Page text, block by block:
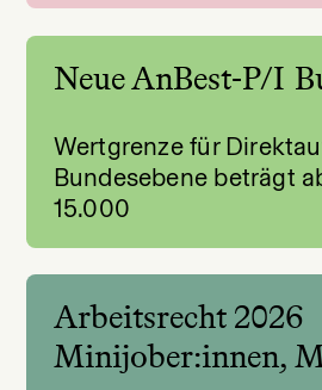
Neue AnBest-P/I
Wertgrenze für
Bundesebene beträgt
15.000
Arbeitsrecht 2026
Minijober:innen,